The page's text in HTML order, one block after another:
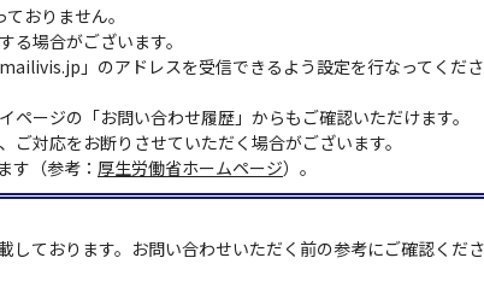
おりません。
場合がございます。
」のアドレスを受信できるよう設定を行なってくださ
ージの「お問い合わせ履歴」からもご確認いただけます。
対応をお断りさせていただく場合がございます。
す（参考： 厚生労働省ホームページ）。
しております。お問い合わせいただく前の参考にご確認くださ